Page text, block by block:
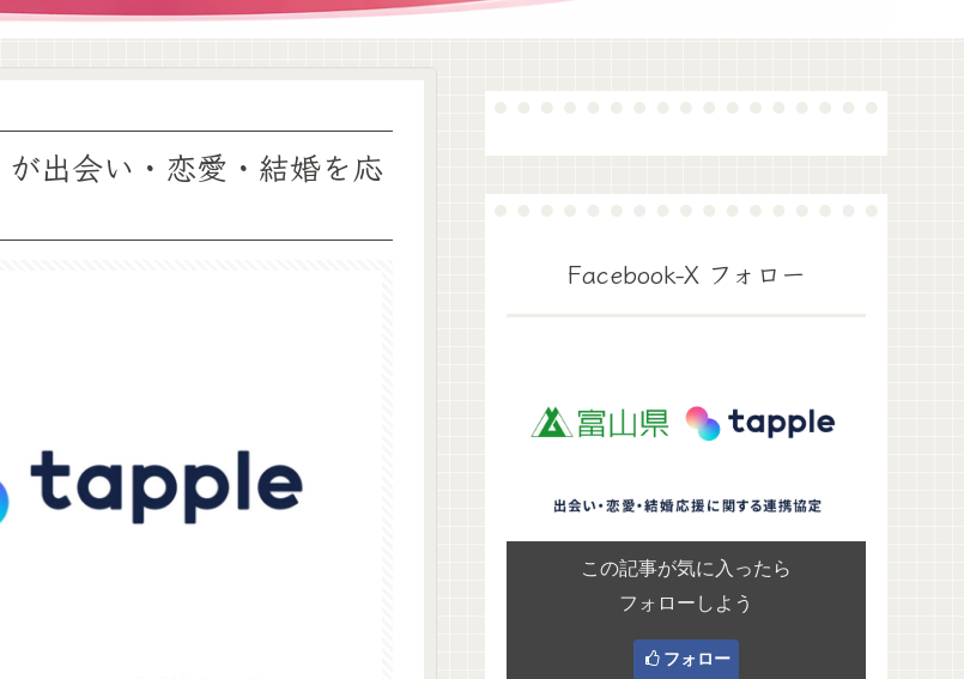
出会い・恋愛・結婚を応
Facebook-X フォロー
この記事が気に入ったら
フォローしよう
フォロー